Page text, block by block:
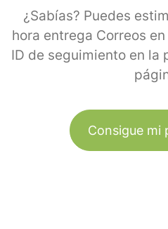
¿Sabías? Puedes
hora entrega Correos
ID de seguimiento en la
Consigue mi